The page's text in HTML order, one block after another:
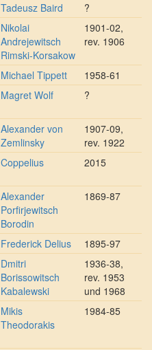
Tadeusz Baird
?
Nikolai
Andrejewitsch
Rimski-Korsakow
1901-02,
rev. 1906
Michael Tippett
1958-61
Magret Wolf ?
Alexander von
Zemlinsky
1907-09,
rev. 1922
Coppelius 2015
Alexander
Porfirjewitsch
Borodin
1869-87
Frederick Delius
1895-97
Dmitri
Borissowitsch
Kabalewski
1936-38,
rev. 1953
und 1968
Mikis
Theodorakis
1984-85